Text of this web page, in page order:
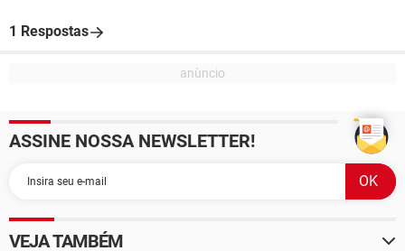
1 Respostas
ASSINE NOSSA NEWSLETTER!
VEJA TAMBÉM